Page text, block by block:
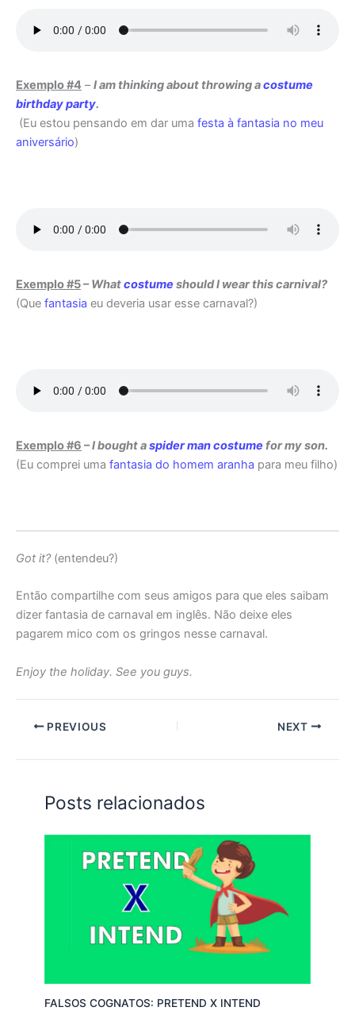
Exemplo #4 –I am thinking about throwing acostume
birthday party.
(Eu estou pensando em dar uma festa à fantasia no meu
aniversário)
Exemplo #5–Whatcostumeshould I wear this carnival?
(Que fantasia eu deveria usar esse carnaval?)
Exemplo #6 –I bought aspider man costumefor my son.
(Eu comprei uma fantasia do homem aranha para meu filho)
Got it?(entendeu?)
Então compartilhe com seus amigos para que eles saibam
dizer fantasia de carnaval em inglês. Não deixe eles
pagarem mico com os gringos nesse carnaval.
Enjoy the holiday. See you guys.
PREVIOUS NEXT
Posts relacionados
FALSOS COGNATOS: PRETEND X INTEND